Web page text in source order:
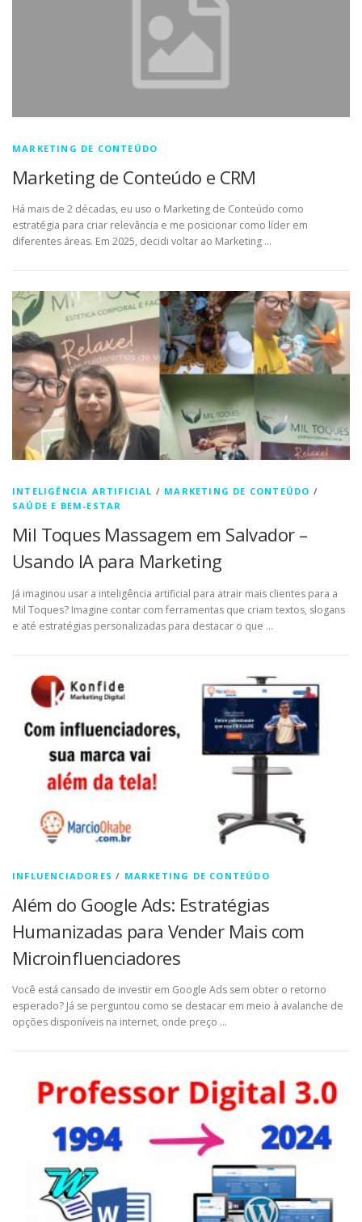
MARKETING DE CONTEÚDO
Marketing de Conteúdo e CRM
Há mais de 2 décadas, eu uso o Marketing de Conteúdo como
estratégia para criar relevância e me posicionar como líder em
diferentes áreas. Em 2025, decidi voltar ao Marketing …
INTELIGÊNCIA ARTIFICIAL / MARKETING DE CONTEÚDO /
SAÚDE E BEM-ESTAR
Mil Toques Massagem em Salvador –
Usando IA para Marketing
Já imaginou usar a inteligência artificial para atrair mais clientes para a
Mil Toques? Imagine contar com ferramentas que criam textos, slogans
e até estratégias personalizadas para destacar o que …
INFLUENCIADORES / MARKETING DE CONTEÚDO
Além do Google Ads: Estratégias
Humanizadas para Vender Mais com
Microinfluenciadores
Você está cansado de investir em Google Ads sem obter o retorno
esperado? Já se perguntou como se destacar em meio à avalanche de
opções disponíveis na internet, onde preço …